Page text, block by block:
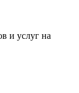
и услуг на